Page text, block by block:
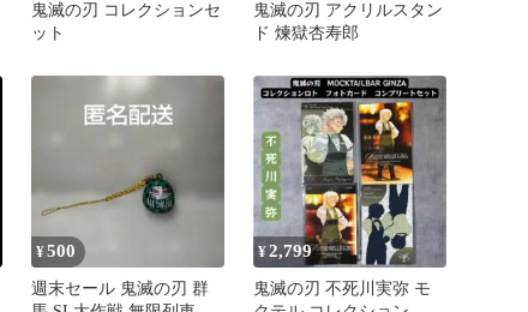
鬼滅の刃 コレクションセ
ット
鬼滅の刃 アクリルスタン
ド 煉獄杏寿郎
¥500
週末セール 鬼滅の刃 群
¥2,799
鬼滅の刃 不死川実弥 モ